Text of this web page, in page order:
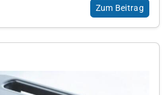
Zum Beitrag